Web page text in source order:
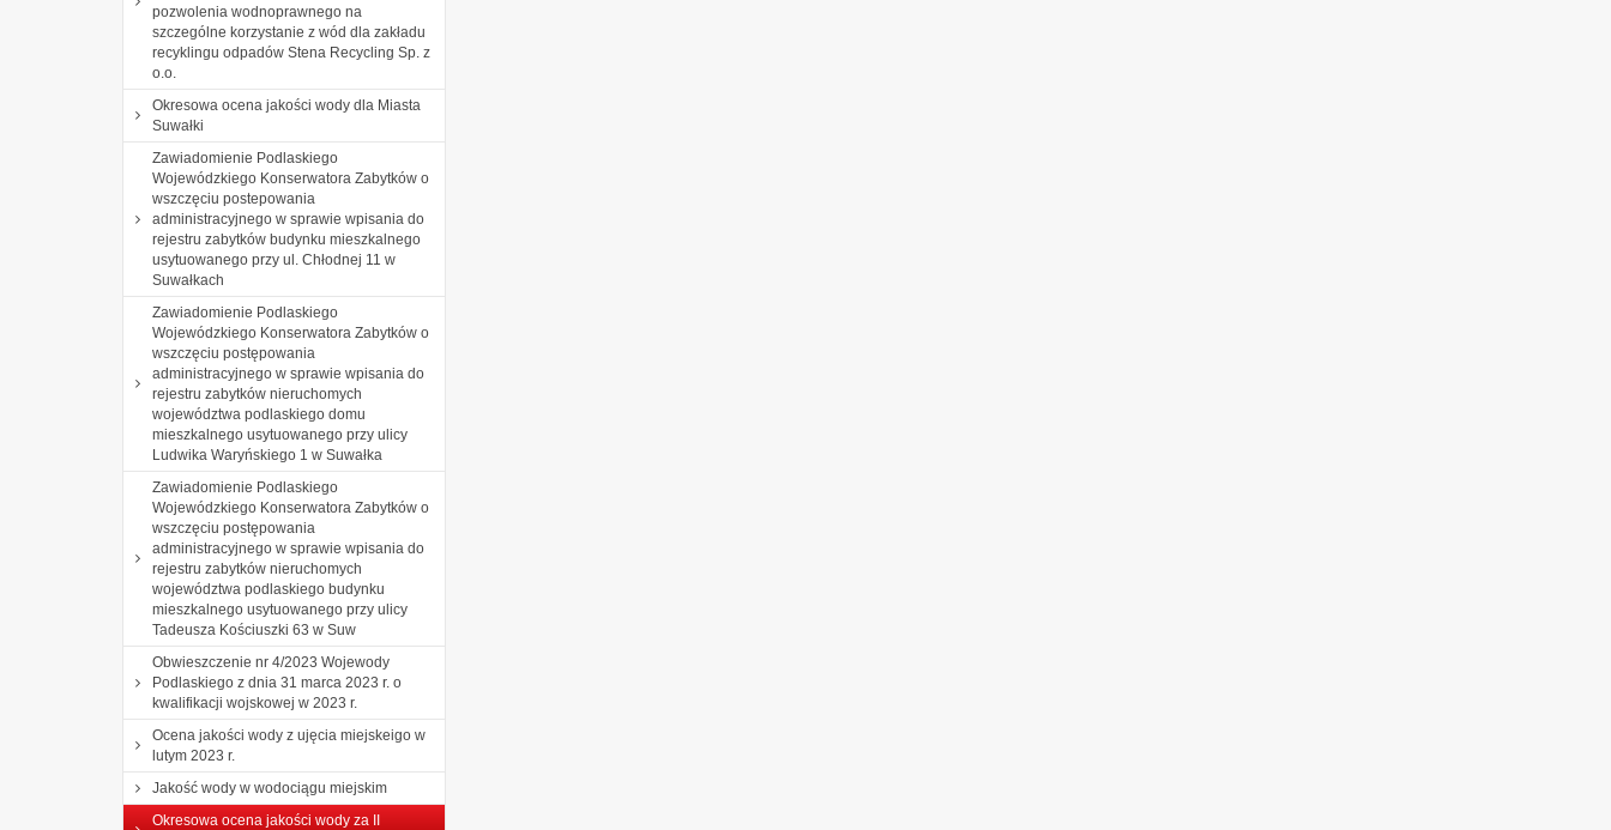
pozwolenia wodnoprawnego na
szczególne korzystanie z wód dla zakładu
recyklingu odpadów Stena Recycling Sp. z
o.o.
Okresowa ocena jakości wody dla Miasta
Suwałki
Zawiadomienie Podlaskiego
Wojewódzkiego Konserwatora Zabytków o
wszczęciu postepowania
administracyjnego w sprawie wpisania do
rejestru zabytków budynku mieszkalnego
usytuowanego przy ul. Chłodnej 11 w
Suwałkach
Zawiadomienie Podlaskiego
Wojewódzkiego Konserwatora Zabytków o
wszczęciu postępowania
administracyjnego w sprawie wpisania do
rejestru zabytków nieruchomych
województwa podlaskiego domu
mieszkalnego usytuowanego przy ulicy
Ludwika Waryńskiego 1 w Suwałka
Zawiadomienie Podlaskiego
Wojewódzkiego Konserwatora Zabytków o
wszczęciu postępowania
administracyjnego w sprawie wpisania do
rejestru zabytków nieruchomych
województwa podlaskiego budynku
mieszkalnego usytuowanego przy ulicy
Tadeusza Kościuszki 63 w Suw
Obwieszczenie nr 4/2023 Wojewody
Podlaskiego z dnia 31 marca 2023 r. o
kwalifikacji wojskowej w 2023 r.
Ocena jakości wody z ujęcia miejskeigo w
lutym 2023 r.
Jakość wody w wodociągu miejskim
Okresowa ocena jakości wody za II